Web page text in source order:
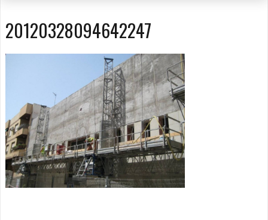
20120328094642247